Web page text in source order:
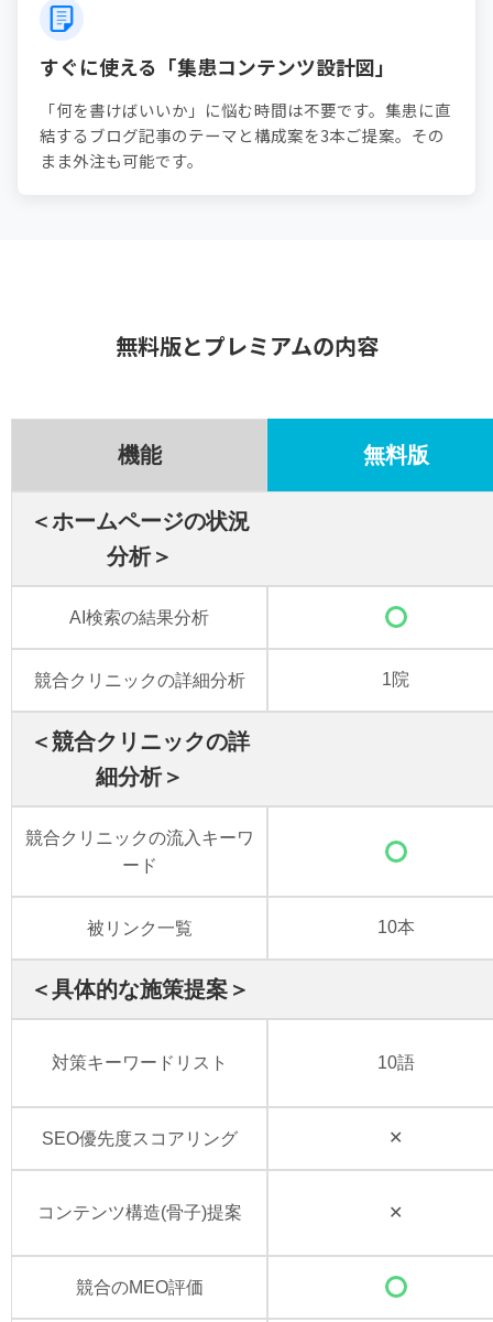
すぐに使える「集患コンテンツ設計図」
「何を書けばいいか」に悩む時間は不要です。集患に直
結するブログ記事のテーマと構成案を3本ご提案。その
まま外注も可能です。
無料版とプレミアムの内容
機能 無料版
＜ホームページの状況
分析＞
AI検索の結果分析
競合クリニックの詳細分析 1院
＜競合クリニックの詳
細分析＞
競合クリニックの流入キーワ
ード
被リンク一覧 10本
＜具体的な施策提案＞
対策キーワードリスト 10語
SEO優先度スコアリング ✕
コンテンツ構造(骨子)提案 ✕
競合のMEO評価